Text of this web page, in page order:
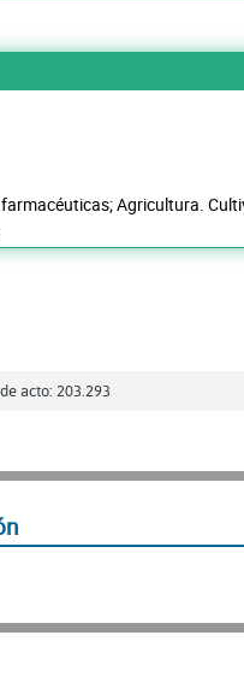
Agricultura.
acto: 203.293